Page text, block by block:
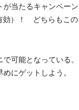
当たるキャンペー
効）！ どちらもこ
で可能となっている
にゲットしよう。